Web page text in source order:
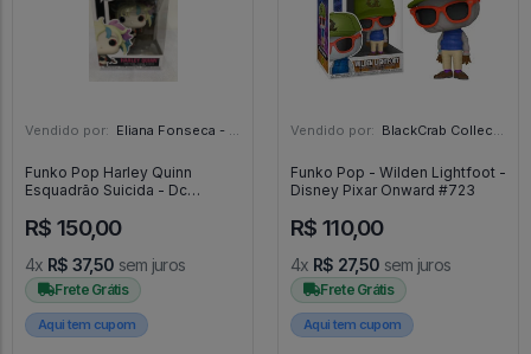
Vendido por: Eliana Fonseca - SP
Funko Pop Harley Quinn
Esquadrão Suicida - Dc
FUNKO POP #536
R$ 150,00
4x R$ 37,50 sem juros
Frete Grátis
Aqui tem cupom
Vendido por: BlackCrab Collection - DF
Funko Pop - Wilden Lightfoot -
Disney Pixar Onward #723
R$ 110,00
4x R$ 27,50 sem juros
Frete Grátis
Aqui tem cupom